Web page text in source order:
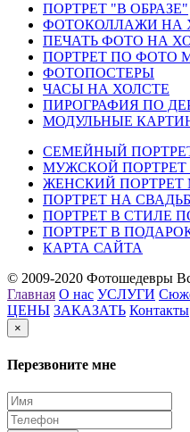
ПОРТРЕТ "В ОБРАЗЕ"
ФОТОКОЛЛАЖИ НА
ПЕЧАТЬ ФОТО НА
ПОРТРЕТ ПО ФОТО
ФОТОПОСТЕРЫ
ЧАСЫ НА ХОЛСТЕ
ПИРОГРАФИЯ ПО
МОДУЛЬНЫЕ
СЕМЕЙНЫЙ
МУЖСКОЙ
ЖЕНСКИЙ
ПОРТРЕТ НА
ПОРТРЕТ В СТИЛЕ
ПОРТРЕТ В
КАРТА САЙТА
© 2009-2020 Фотошедевры
Главная О нас УСЛУГИ
ЦЕНЫ ЗАКАЗАТЬ Контакты
×
Перезвоните мне